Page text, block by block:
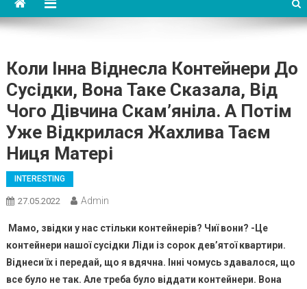
Коли Інна Віднесла Контейнери До
Сусідки, Вона Таке Сказала, Від
Чого Дівчина Скам’яніла. А Потім
Уже Відкрилася Жахлива Таєм
Ниця Матері
INTERESTING
27.05.2022 Admin
Мамо, звідки у нас стільки контейнерів? Чиї вони? -Це
контейнери нашої сусідки Ліди із сорок дев’ятої квартири.
Віднеси їх і передай, що я вдячна. Інні чомусь здавалося, що
все було не так. Але треба було віддати контейнери. Вона